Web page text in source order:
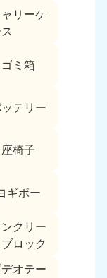
リーケ
ゴミ箱
テリー
座椅子
ギボー
ンクリー
ブロック
デオテー
奈川県
5266
年中無休
城県
5269
年中無休